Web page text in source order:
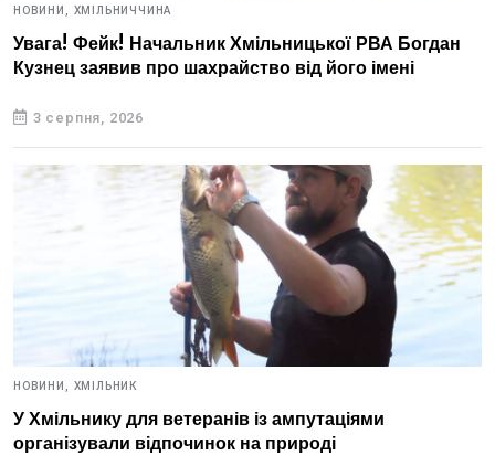
НОВИНИ, ХМІЛЬНИЧЧИНА
Увага! Фейк! Начальник Хмільницької РВА Богдан
Кузнец заявив про шахрайство від його імені
3 серпня, 2026
НОВИНИ, ХМІЛЬНИК
У Хмільнику для ветеранів із ампутаціями
організували відпочинок на природі